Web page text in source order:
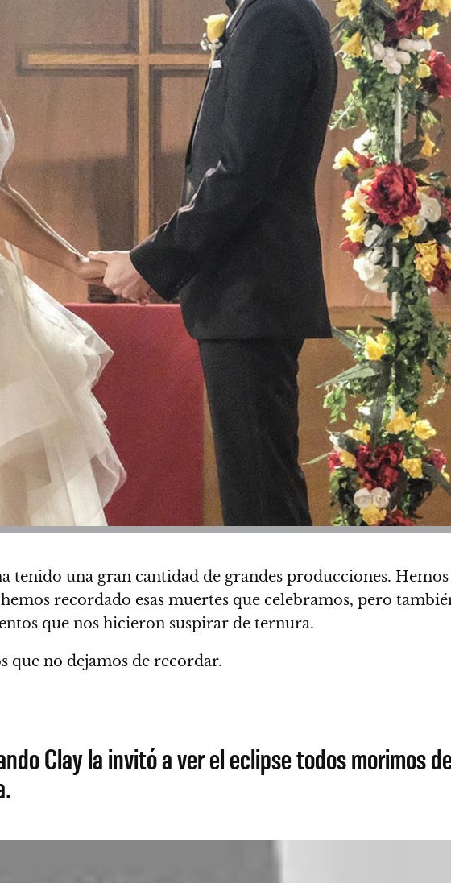
tenido una gran cantidad de grandes producciones. Hemos
recordado esas muertes que celebramos, pero
que nos hicieron suspirar de ternura.
que no dejamos de recordar.
Clay la invitó a ver el eclipse todos morimos